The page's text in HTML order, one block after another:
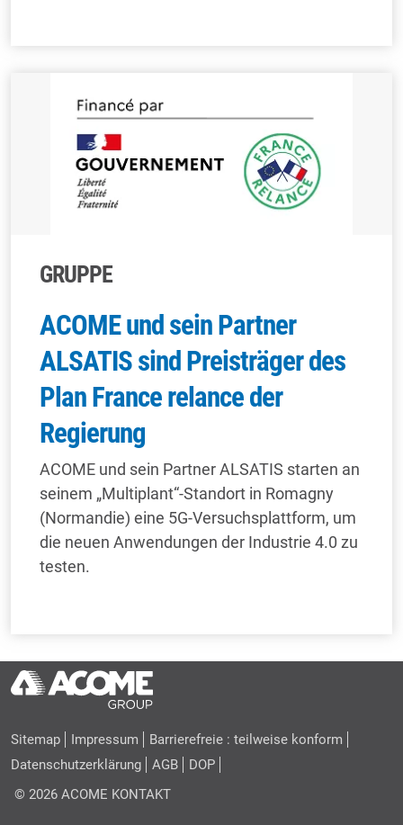
GRUPPE
ACOME und sein Partner
ALSATIS sind Preisträger des
Plan France relance der
Regierung
ACOME und sein Partner ALSATIS starten an
seinem „Multiplant“-Standort in Romagny
(Normandie) eine 5G-Versuchsplattform, um
die neuen Anwendungen der Industrie 4.0 zu
testen.
Sitemap Impressum
Barrierefreie : teilweise konform
Datenschutzerklärung
AGB
DOP
© 2026 ACOME KONTAKT